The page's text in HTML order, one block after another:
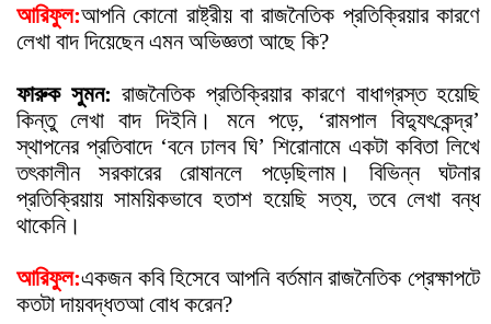
আরিফুল:আপনি কোনো রাষ্ট্রীয় বা রাজনৈতিক প্রতিক্রিয়ার কারণে
লেখা বাদ দিয়েছেন এমন অভিজ্ঞতা আছে কি?
ফারুক সুমন: রাজনৈতিক প্রতিক্রিয়ার কারণে বাধাগ্রস্ত হয়েছি
কিন্তু লেখা বাদ দিইনি। মনে পড়ে, ‘রামপাল বিদ্যুৎকেন্দ্র’
স্থাপনের প্রতিবাদে ‘বনে ঢালব ঘি’ শিরোনামে একটা কবিতা লিখে
তৎকালীন সরকারের রোষানলে পড়েছিলাম। বিভিন্ন ঘটনার
প্রতিক্রিয়ায় সাময়িকভাবে হতাশ হয়েছি সত্য, তবে লেখা বন্ধ
থাকেনি।
আরিফুল:একজন কবি হিসেবে আপনি বর্তমান রাজনৈতিক প্রেক্ষাপটে
কতটা দায়বদ্ধতআ বোধ করেন?